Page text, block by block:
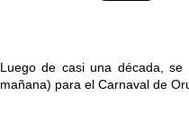
Luego de casi una década,
mañana) para el Carnaval de